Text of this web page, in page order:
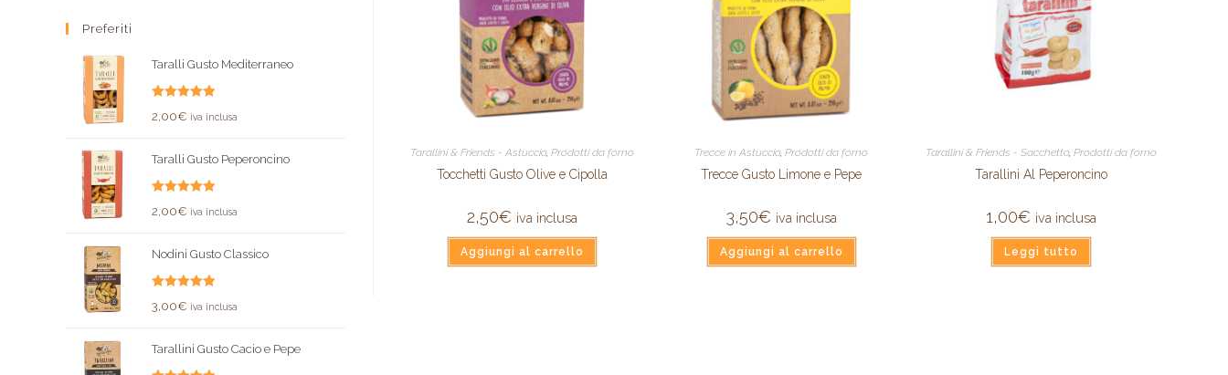
Tarallini & Friends - Astuccio, Prodotti da forno
Tocchetti Gusto Olive e Cipolla
2,50€ iva inclusa
Aggiungi al carrello
Trecce in Astuccio,Prodotti da forno
Trecce Gusto Limone e Pepe
3,50€ iva inclusa
Aggiungi al carrello
Tarallini & Friends - Sacchetto,Prodotti da forno
Tarallini Al Peperoncino
1,00€ iva inclusa
Leggi tutto
Preferiti
Taralli Gusto Mediterraneo
2,00€ iva inclusa
Taralli Gusto Peperoncino
2,00€ iva inclusa
Nodini Gusto Classico
3,00€ iva inclusa
Tarallini Gusto Cacio e Pepe